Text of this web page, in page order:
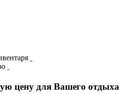
цену для Вашего отдыха